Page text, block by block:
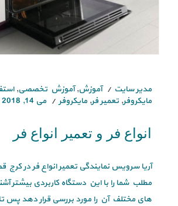
مدیر سایت آموزش,آموزش تخصصی,
مایکروفر, تعمیر فر, مایکروفر می 14, 2018
انواع فر و تعمیر انواع فر
آریا سرویس نمایندگی تعمیر انواع فر در کرج
مطلب شما را با این دستگاه کاربردی بیشتر
های مختلف آن را مورد بررسی قرار دهد پس